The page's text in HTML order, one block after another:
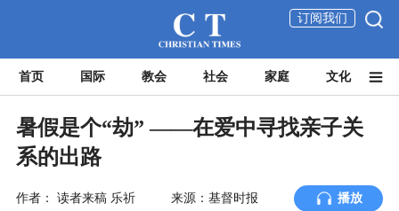
订阅我们
首页 国际 教会 社会 家庭 文化
暑假是个“劫” ——在爱中寻找亲子关
系的出路
作者： 读者来稿 乐祈 来源：基督时报 播放